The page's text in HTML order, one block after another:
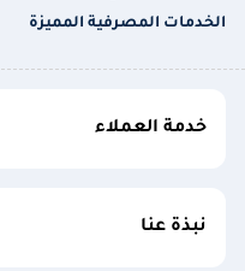
الخدمات المصرفية المميزة
خدمة العملاء
نبذة عنا